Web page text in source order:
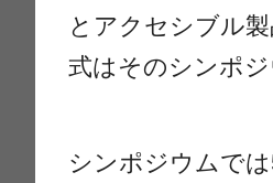
とアクセシブル
式はそのシンポ
シンポジウムで